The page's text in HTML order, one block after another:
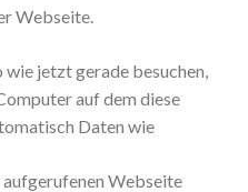
Webseite.
jetzt gerade besuchen,
auf dem diese
Daten wie
Webseite